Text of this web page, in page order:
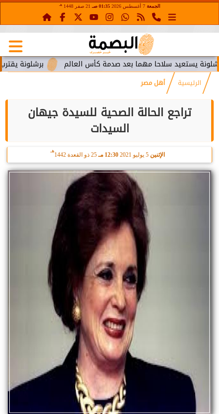
الجمعة 7 أغسطس 2026 01:35 صـ 21 صفر 1448 هـ
برشلونة يقترب من سلاحا مهما بعد صدمة كأس العالم
الرئيسية أهل مصر
تراجع الحالة الصحية للسيدة جيهان
السيدات
الإثنين 12:30 مـ 25 ذو القعدة 1442
هـ